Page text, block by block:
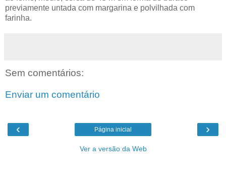
previamente untada com margarina e polvilhada com
farinha.
Sem comentários:
Enviar um comentário
‹ ›
Página inicial
Ver a versão da Web